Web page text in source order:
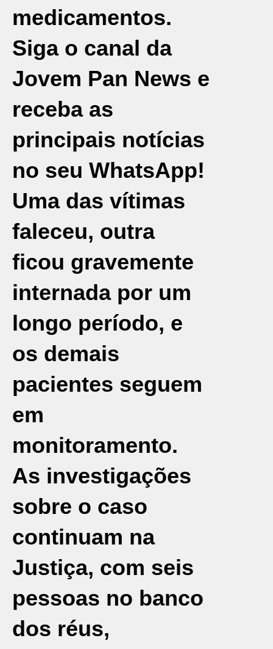
medicamentos.
Siga o canal da
Jovem Pan News e
receba as
principais notícias
no seu WhatsApp!
Uma das vítimas
faleceu, outra
ficou gravemente
internada por um
longo período, e
os demais
pacientes seguem
em
monitoramento.
As investigações
sobre o caso
continuam na
Justiça, com seis
pessoas no banco
dos réus,